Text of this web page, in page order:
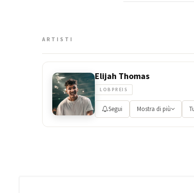
ARTISTI
Elijah Thomas
LOBPREIS
Segui Mostra di più